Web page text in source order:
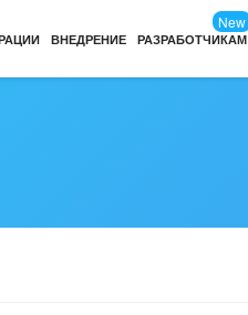
ВНЕДРЕНИЕ РАЗРАБОТЧИКАМ
New